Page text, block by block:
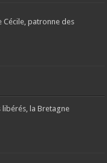
Cécile, patronne des
libérés, la Bretagne